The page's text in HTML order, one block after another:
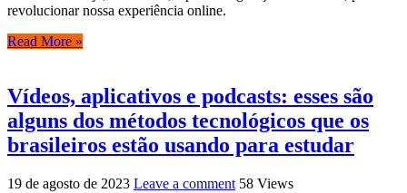
revolucionar nossa experiência online.
Read More »
Vídeos, aplicativos e podcasts: esses são
alguns dos métodos tecnológicos que os
brasileiros estão usando para estudar
19 de agosto de 2023 Leave a comment 58 Views